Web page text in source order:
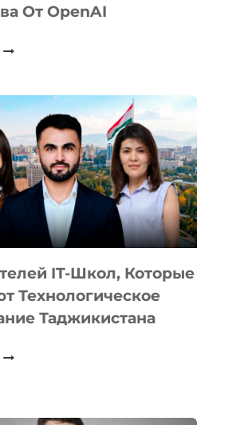
От OpenAI
СТАЛИ
IT-Школ, Которые
Технологическое
Таджикистана